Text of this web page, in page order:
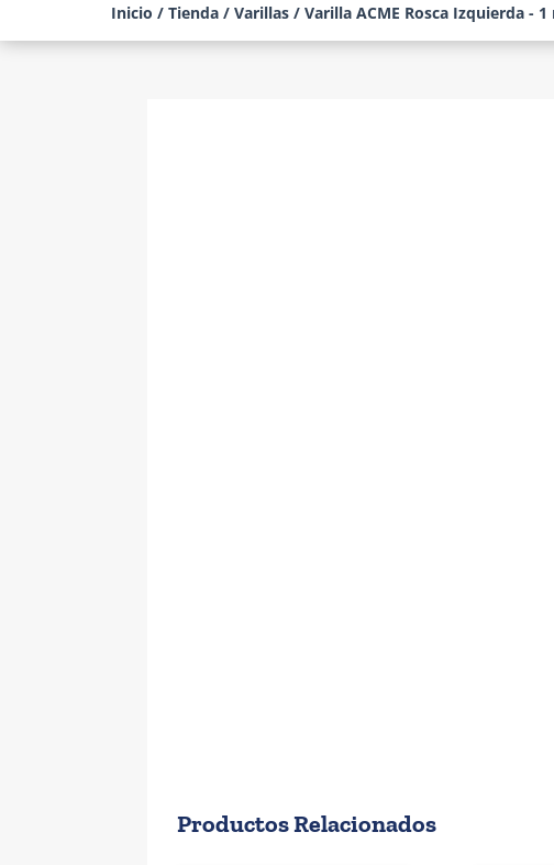
Inicio / Tienda/ Varillas/ Varilla ACME Rosca Izquierda -
Productos Relacionados